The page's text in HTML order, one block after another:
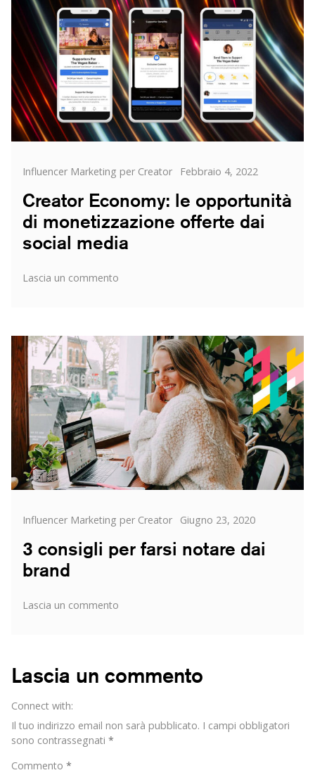
Categorie
Influencer Marketing per Creator
Posted
Febbraio 4, 2022
Creator Economy: le opportunità
di monetizzazione offerte dai
social media
Lascia un commento
opportunità
di
monetizzazione
offerte
dai
social
media
Categorie
Influencer Marketing per Creator
Posted
Giugno 23, 2020
3 consigli per farsi notare dai
brand
Lascia un commento
notare
Lascia un commento
Connect with:
Il tuo indirizzo email non sarà pubblicato. I campi obbligatori
sono contrassegnati *
Commento *